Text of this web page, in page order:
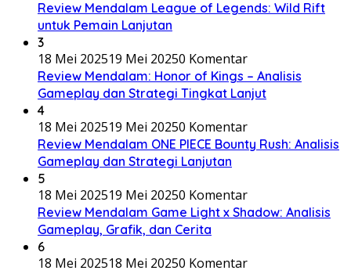
Review Mendalam League of Legends: Wild Rift
untuk Pemain Lanjutan
3
18 Mei 202519 Mei 20250 Komentar
Review Mendalam: Honor of Kings – Analisis
Gameplay dan Strategi Tingkat Lanjut
4
18 Mei 202519 Mei 20250 Komentar
Review Mendalam ONE PIECE Bounty Rush: Analisis
Gameplay dan Strategi Lanjutan
5
18 Mei 202519 Mei 20250 Komentar
Review Mendalam Game Light x Shadow: Analisis
Gameplay, Grafik, dan Cerita
6
18 Mei 202518 Mei 20250 Komentar